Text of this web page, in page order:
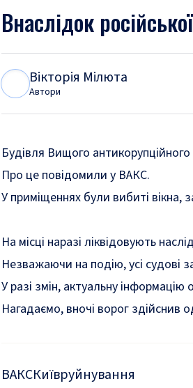
Внаслідок
Вікторія Мілюта
Автори
Будівля Вищого
Про це повідомили у ВАКС.
У приміщеннях були вибиті вікна,
На місці наразі ліквідовують
Незважаючи на подію, усі судові
У разі змін, актуальну
Нагадаємо, вночі ворог здійснив
ВАКСКиївруйнування